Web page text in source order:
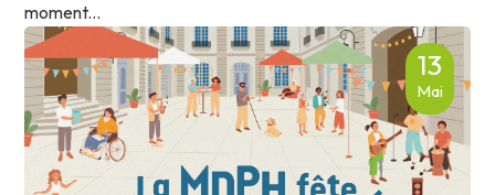
moment...
13
Mai